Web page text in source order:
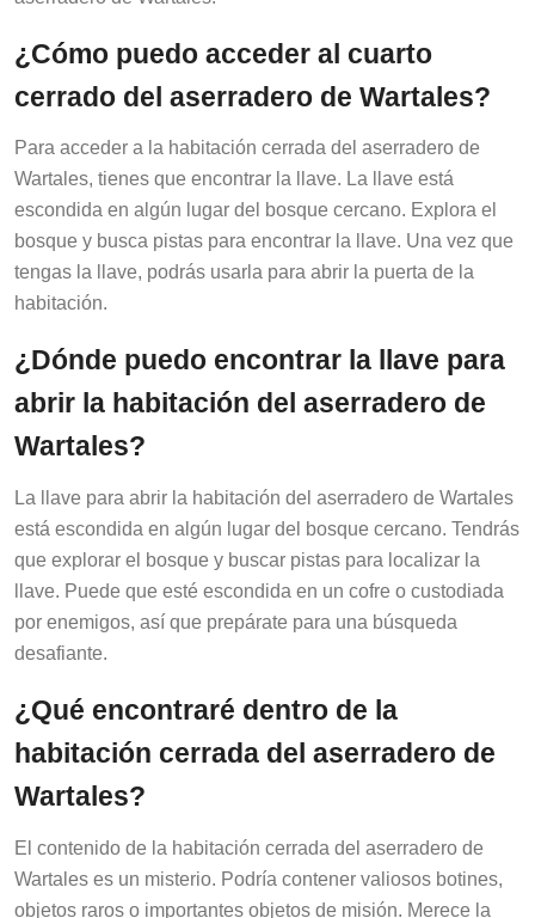
¿Cómo puedo acceder al cuarto
cerrado del aserradero de Wartales?
Para acceder a la habitación cerrada del aserradero de
Wartales, tienes que encontrar la llave. La llave está
escondida en algún lugar del bosque cercano. Explora el
bosque y busca pistas para encontrar la llave. Una vez que
tengas la llave, podrás usarla para abrir la puerta de la
habitación.
¿Dónde puedo encontrar la llave para
abrir la habitación del aserradero de
Wartales?
La llave para abrir la habitación del aserradero de Wartales
está escondida en algún lugar del bosque cercano. Tendrás
que explorar el bosque y buscar pistas para localizar la
llave. Puede que esté escondida en un cofre o custodiada
por enemigos, así que prepárate para una búsqueda
desafiante.
¿Qué encontraré dentro de la
habitación cerrada del aserradero de
Wartales?
El contenido de la habitación cerrada del aserradero de
Wartales es un misterio. Podría contener valiosos botines,
objetos raros o importantes objetos de misión. Merece la